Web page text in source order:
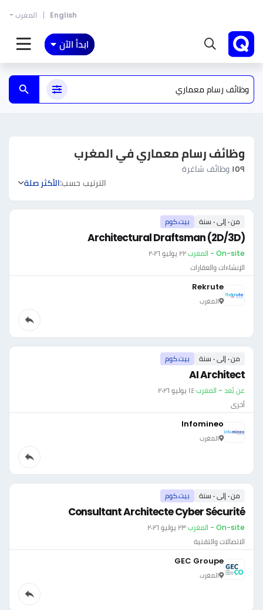
English المغرب
ابدأ الآن
وظائف رسام معماري في المغرب
١٥٩ وظائف شاغرة
الترتيب حسب:الأكثر صلة
من ٠ إلى ٠ سنة بيت.كوم
Architectural Draftsman (2D/3D)
On-site - المغرب ·٢٢ يوليو ٢٠٢٦
الإنشاءات والعقارات
Rekrute
المغرب
من ٠ إلى ٠ سنة بيت.كوم
AI Architect
عن بُعد - المغرب·١٤ يوليو ٢٠٢٦
أخرى
Infomineo
المغرب
من ٠ إلى ٠ سنة بيت.كوم
Consultant Architecte Cyber Sécurité
On-site - المغرب ·٢٣ يوليو ٢٠٢٦
الاتصالات والتقنية
GEC Groupe
المغرب